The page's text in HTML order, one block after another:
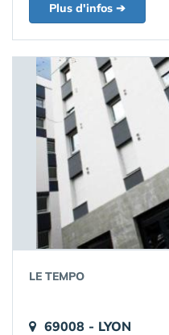
Plus d'infos ➔
LE TEMPO
69008 - LYON